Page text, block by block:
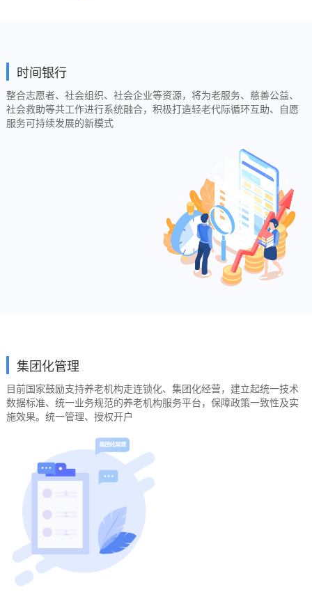
时间银行
整合志愿者、社会组织、社会企业等资源，将为老服务、慈善公益、
社会救助等共工作进行系统融合，积极打造轻老代际循环互助、自愿
服务可持续发展的新模式
集团化管理
目前国家鼓励支持养老机构走连锁化、集团化经营，建立起统一技术
数据标准、统一业务规范的养老机构服务平台，保障政策一致性及实
施效果。统一管理、授权开户